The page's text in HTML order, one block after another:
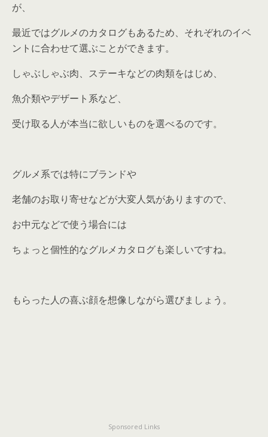
が、
最近ではグルメのカタログもあるため、それぞれのイベ
ントに合わせて選ぶことができます。
しゃぶしゃぶ肉、ステーキなどの肉類をはじめ、
魚介類やデザート系など、
受け取る人が本当に欲しいものを選べるのです。
グルメ系では特にブランドや
老舗のお取り寄せなどが大変人気がありますので、
お中元などで使う場合には
ちょっと個性的なグルメカタログも楽しいですね。
もらった人の喜ぶ顔を想像しながら選びましょう。
Sponsored Links